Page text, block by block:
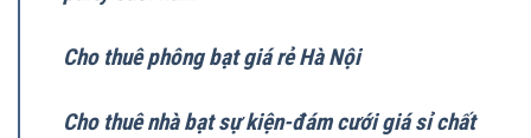
Cho thuê phông bạt giá rẻ Hà Nội
Cho thuê nhà bạt sự kiện-đám cưới giá sỉ chất